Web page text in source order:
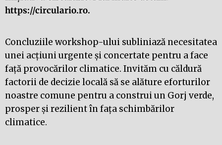
https://circulario.ro.
Concluziile workshop-ului subliniază necesitatea
unei acțiuni urgente și concertate pentru a face
față provocărilor climatice. Invităm cu căldură
factorii de decizie locală să se alăture eforturilor
noastre comune pentru a construi un Gorj verde,
prosper și rezilient în fața schimbărilor
climatice.